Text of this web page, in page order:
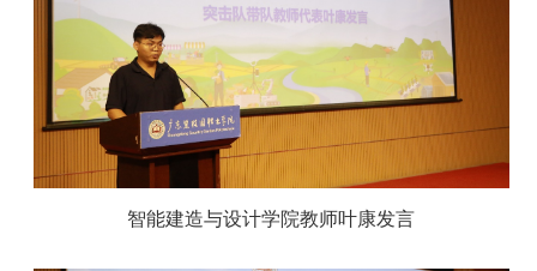
智能建造与设计学院教师叶康发言